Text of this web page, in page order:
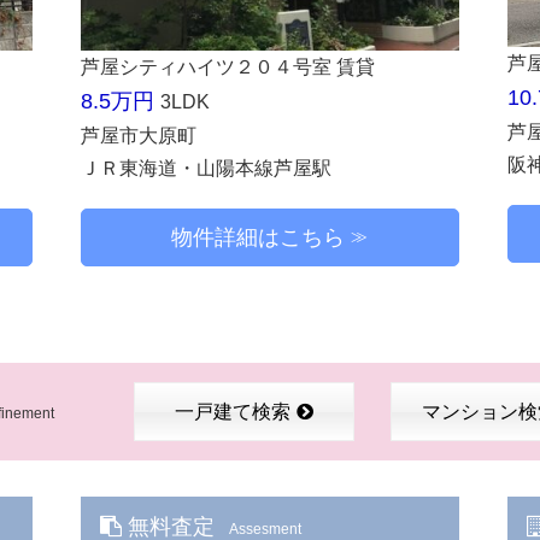
芦屋シティハイツ２０４号室 賃貸
8.5万円 3LDK
芦屋市大原町
ＪＲ東海道・山陽本線芦屋駅
物件詳細はこちら
芦
芦
阪
一戸建て検索 マンション
無料査定 Assesment